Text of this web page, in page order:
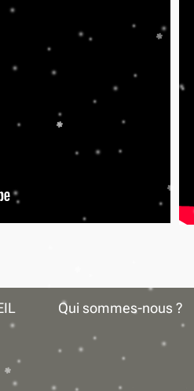
Qui sommes-nous ?